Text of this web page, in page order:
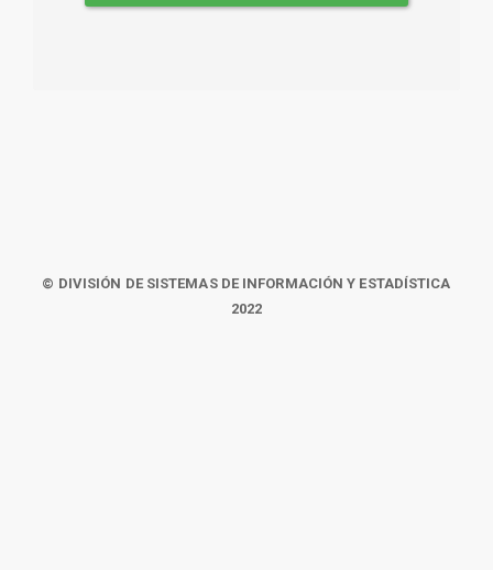
© DIVISIÓN DE SISTEMAS DE INFORMACIÓN Y ESTADÍSTICA
2022